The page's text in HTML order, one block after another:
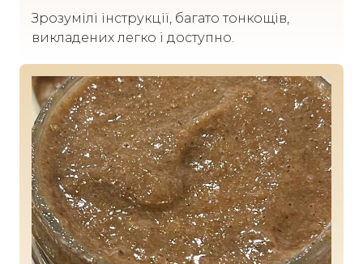
Зрозумілі інструкції, багато тонкощів,
викладених легко і доступно.